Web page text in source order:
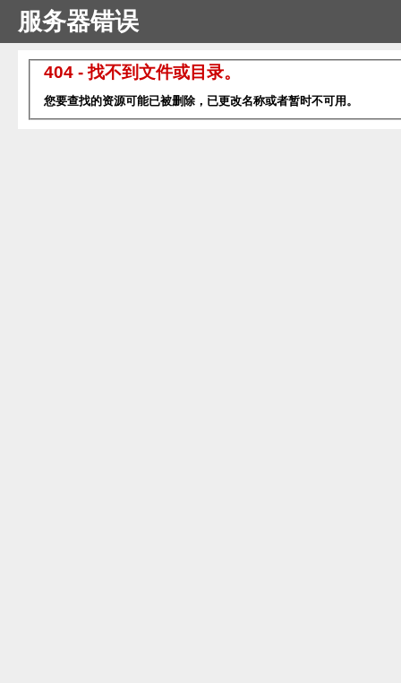
服务器错误
404 - 找不到文件或目录。
您要查找的资源可能已被删除，已更改名称或者暂时不可用。